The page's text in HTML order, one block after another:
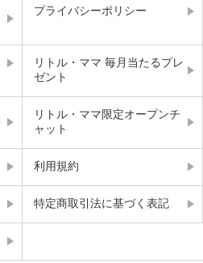
プライバシーポリシー
リトル・ママ 毎月当たるプレ
ゼント
リトル・ママ限定オープンチ
ャット
利用規約
特定商取引法に基づく表記